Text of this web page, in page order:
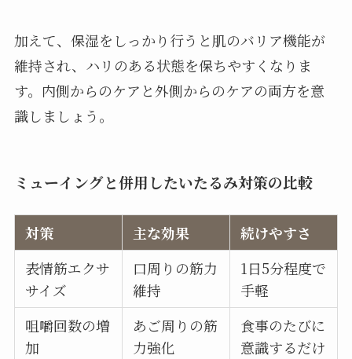
加えて、保湿をしっかり行うと肌のバリア機能が
維持され、ハリのある状態を保ちやすくなりま
す。内側からのケアと外側からのケアの両方を意
識しましょう。
ミューイングと併用したいたるみ対策の比較
対策 主な効果
続けやすさ
表情筋エクサ
サイズ
口周りの筋力
維持
1日5分程度で
手軽
咀嚼回数の増
加
あご周りの筋
力強化
食事のたびに
意識するだけ